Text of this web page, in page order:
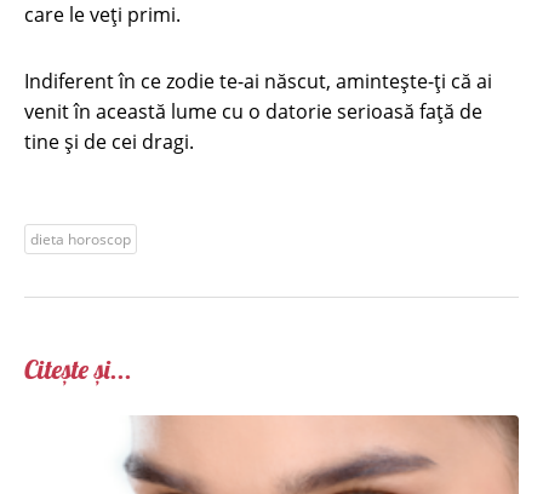
care le veți primi.
Indiferent în ce zodie te-ai născut, amintește-ți că ai
venit în această lume cu o datorie serioasă față de
tine și de cei dragi.
dieta horoscop
Citește și...